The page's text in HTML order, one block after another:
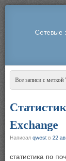
Сетевые
SKIP TO
Все записи с меткой '
Exchange
Написал qwest в 22
статистика по